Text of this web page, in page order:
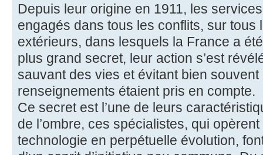
Depuis leur origine en 1911, les
engagés dans tous les conflits, sur tous
extérieurs, dans lesquels la France a
plus grand secret, leur action s’est
sauvant des vies et évitant bien
renseignements étaient pris en compte.
Ce secret est l’une de leurs
de l’ombre, ces spécialistes, qui
technologie en perpétuelle évolution,